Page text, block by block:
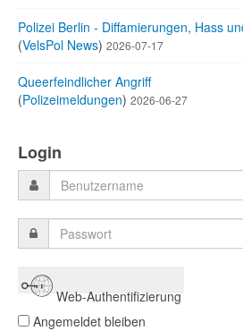
Polizei Berlin - Diffamierungen, Hass
(VelsPol News) 2026-07-17
Queerfeindlicher Angriff
(Polizeimeldungen) 2026-06-27
Login
Web-Authentifizierung
Angemeldet bleiben